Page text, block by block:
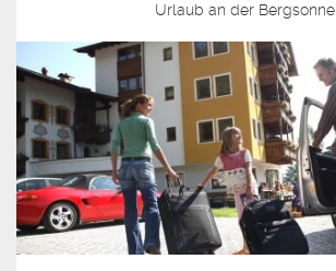
Urlaub an der Bergsonne